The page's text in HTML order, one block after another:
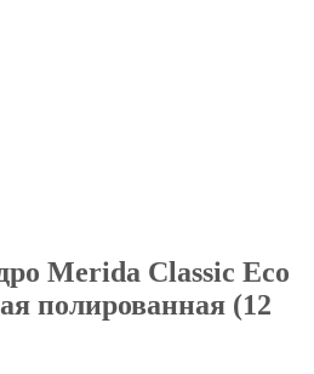
Merida Classic Eco
полированная (12